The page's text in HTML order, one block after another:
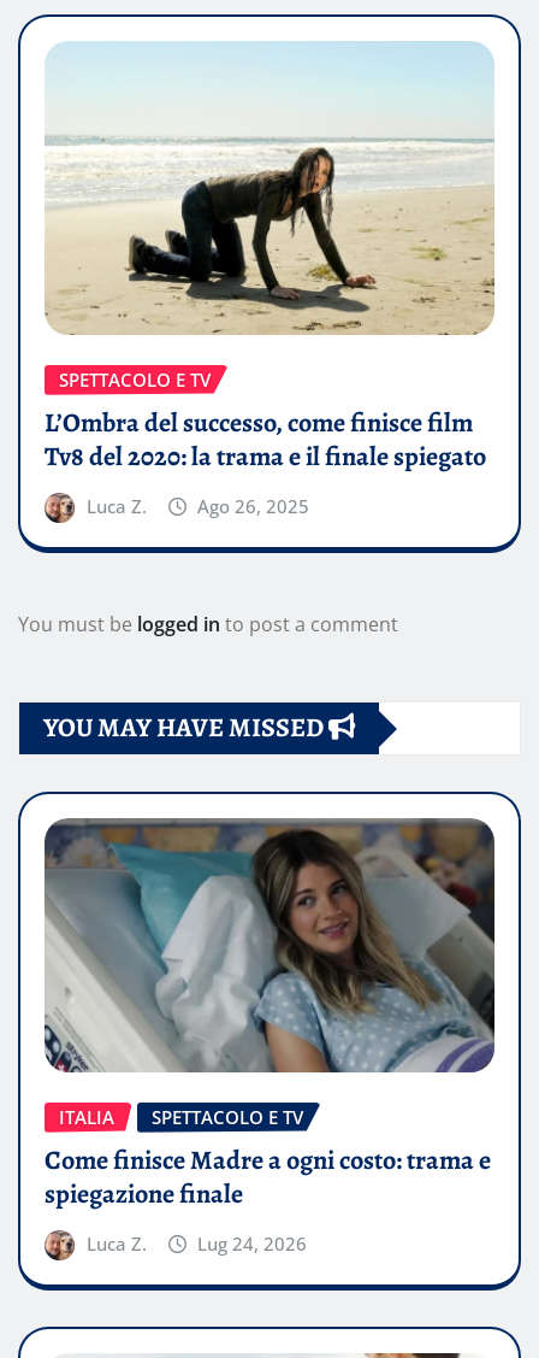
SPETTACOLO E TV
L’Ombra del successo, come finisce film
Tv8 del 2020: la trama e il finale spiegato
Luca Z. Ago 26, 2025
You must be logged in to post a comment
YOU MAY HAVE MISSED
ITALIA SPETTACOLO E TV
Come finisce Madre a ogni costo: trama e
spiegazione finale
Luca Z. Lug 24, 2026